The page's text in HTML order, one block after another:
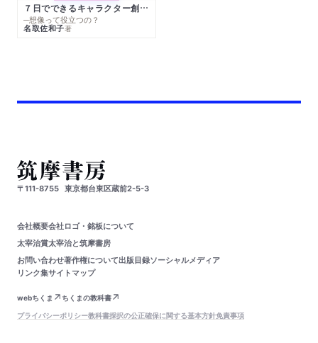
７日でできるキャラクター創作入門
─想像って役立つの？
名取佐和子著
〒111-8755 東京都台東区蔵前2-5-3
会社概要会社ロゴ・銘板について
太宰治賞太宰治と筑摩書房
お問い合わせ著作権について出版目録ソーシャルメディア
リンク集サイトマップ
webちくま
ちくまの教科書
プライバシーポリシー教科書採択の公正確保に関する基本方針免責事項